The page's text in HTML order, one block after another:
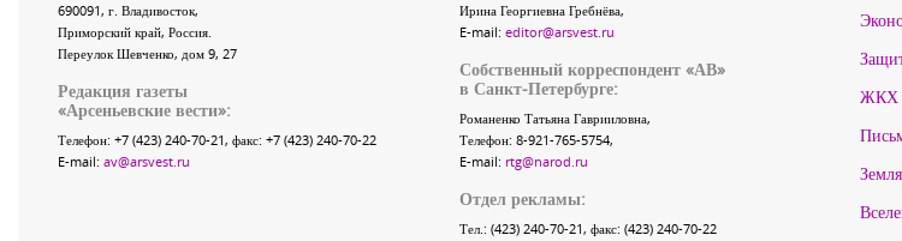
690091, г. Владивосток,
Приморский край, Россия.
Переулок Шевченко, дом 9, 27
Редакция газеты
«Арсеньевские вести»:
Телефон: +7 (423) 240-70-21, факс: +7 (423) 240-70-22
E-mail: av@arsvest.ru
Ирина Георгиевна Гребнёва,
E-mail: editor@arsvest.ru
Собственный корреспондент «АВ»
в Санкт-Петербурге:
Романенко Татьяна Гаврииловна,
Телефон: 8-921-765-5754,
E-mail: rtg@narod.ru
Отдел рекламы:
Тел.: (423) 240-70-21, факс: (423) 240-70-22
ЖКХ